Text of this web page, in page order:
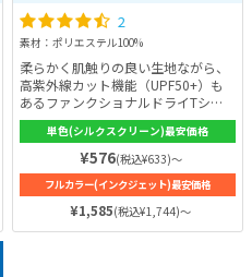
2
素材：ポリエステル100%
柔らかく肌触りの良い生地ながら、
高紫外線カット機能（UPF50+）も
あるファンクショナルドライTシャ
ツ。機能性に優れたポリエステル素
材ながらも、綿に劣らない柔らかく
肌触りの良さを実現。また、ポリエ
ステルは吸水速乾性に優れているた
めいつでも快適な着心地を保ちま
す。カラーは全16色。日常生活から
アクティブシーンまで大活躍するオ
単色(シルクスクリーン)最安価格
¥576(税込¥633)～
フルカラー(インクジェット)最安価格
¥1,585(税込¥1,744)～